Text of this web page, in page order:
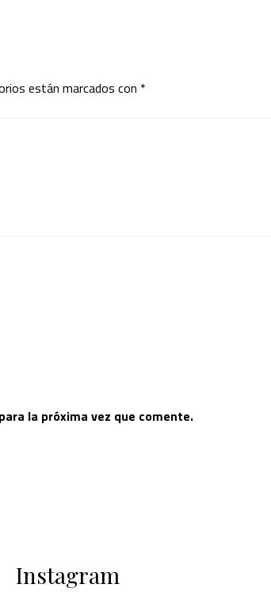
están marcados con *
la próxima vez que comente.
Instagram